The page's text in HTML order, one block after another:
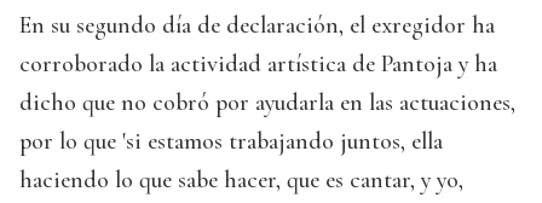
En su segundo día de declaración, el exregidor ha
corroborado la actividad artística de Pantoja y ha
dicho que no cobró por ayudarla en las actuaciones,
por lo que 'si estamos trabajando juntos, ella
haciendo lo que sabe hacer, que es cantar, y yo,